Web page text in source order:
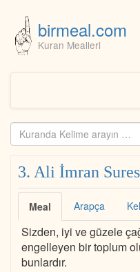
birmeal.com
Kuran Mealleri
Kuranda
ara...
3. Ali İmran
Meal Arapça
Sizden, iyi ve güzele
engelleyen bir toplum
bunlardır.